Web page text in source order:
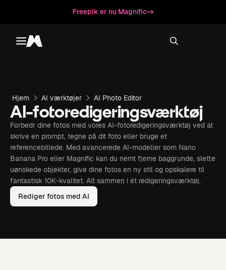
Freepik er nu Magnific
Toggle menu
Magnific
Hjem AI værktøjer AI Photo Editor
AI-fotoredigeringsværktøj
Forbedr dine fotos med vores AI-fotoredigeringsværktøj ved at
skrive en prompt, tegne på dit foto eller bruge et
referencebillede. Med avancerede AI-modeller som Nano
Banana Pro eller Magnific kan du nemt fjerne baggrunde, slette
uønskede objekter, give dine fotos en ny stil og opskalere til
fantastisk 10K-kvalitet. Alt sammen i ét redigeringsværktøj.
Rediger fotos med AI